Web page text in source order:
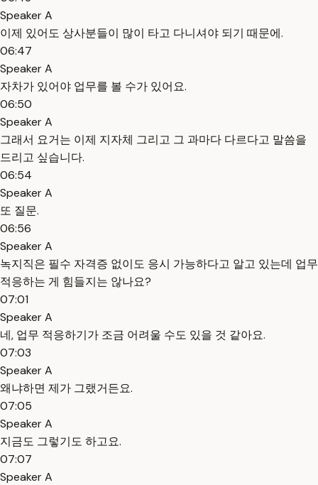
Speaker A
이제 있어도 상사분들이 많이 타고 다니셔야 되기 때문에.
06:47
Speaker A
자차가 있어야 업무를 볼 수가 있어요.
06:50
Speaker A
그래서 요거는 이제 지자체 그리고 그 과마다 다르다고 말씀을
드리고 싶습니다.
06:54
Speaker A
또 질문.
06:56
Speaker A
녹지직은 필수 자격증 없이도 응시 가능하다고 알고 있는데 업무
적응하는 게 힘들지는 않나요?
07:01
Speaker A
네, 업무 적응하기가 조금 어려울 수도 있을 것 같아요.
07:03
Speaker A
왜냐하면 제가 그랬거든요.
07:05
Speaker A
지금도 그렇기도 하고요.
07:07
Speaker A